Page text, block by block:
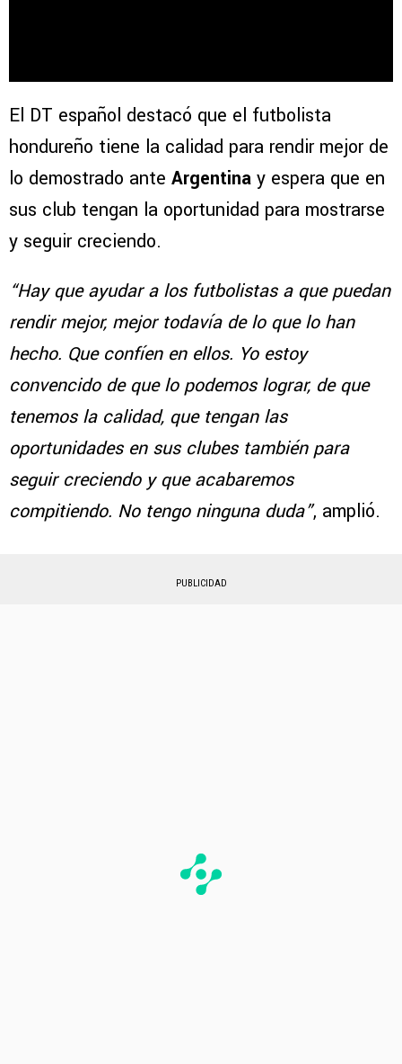
El DT español destacó que el futbolista
hondureño tiene la calidad para rendir mejor de
lo demostrado ante Argentina y espera que en
sus club tengan la oportunidad para mostrarse
y seguir creciendo.
“Hay que ayudar a los futbolistas a que puedan
rendir mejor, mejor todavía de lo que lo han
hecho. Que confíen en ellos. Yo estoy
convencido de que lo podemos lograr, de que
tenemos la calidad, que tengan las
oportunidades en sus clubes también para
seguir creciendo y que acabaremos
compitiendo. No tengo ninguna duda”, amplió.
PUBLICIDAD